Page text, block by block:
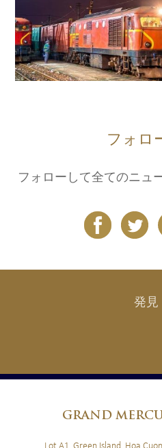
フォロ
フォローして全てのニュ
発見
GRAND